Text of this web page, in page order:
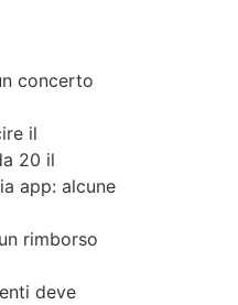
concerto
il
20 il
app: alcune
rimborso
deve